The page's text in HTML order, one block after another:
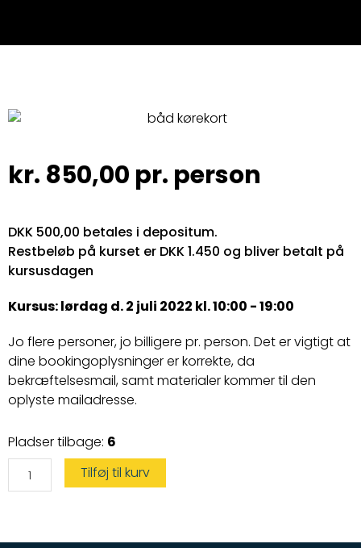
kr. 850,00 pr. person
DKK 500,00 betales i depositum.
Restbeløb på kurset er DKK 1.450 og bliver betalt på
kursusdagen
Kursus: lørdag d. 2 juli 2022 kl. 10:00 - 19:00
Jo flere personer, jo billigere pr. person. Det er vigtigt at
dine bookingoplysninger er korrekte, da
bekræftelsesmail, samt materialer kommer til den
oplyste mailadresse.
Pladser tilbage: 6
Vandscootercertifikat
antal
Tilføj til kurv